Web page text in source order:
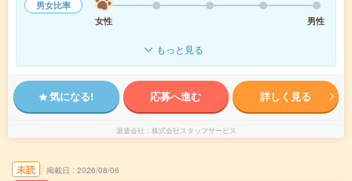
男女比率
女性
男性
もっと見る
気になる! 応募へ進む 詳しく見る
派遣会社 株式会社スタッフサービス
未読 掲載日 2026/08/06